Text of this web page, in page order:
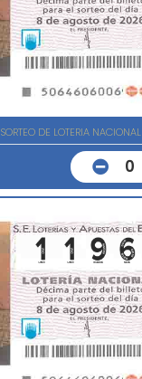
SORTEO DE LOTERIA NACIONAL
0